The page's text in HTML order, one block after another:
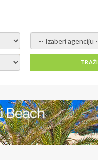
- izaberi agenciju -
TRAŽI